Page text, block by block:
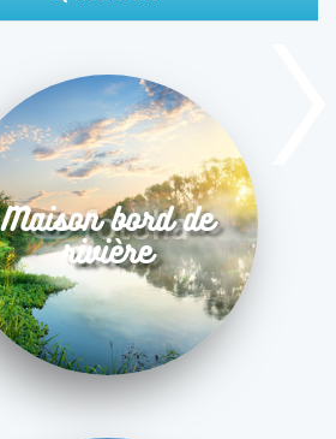
Maison bord de
rivière